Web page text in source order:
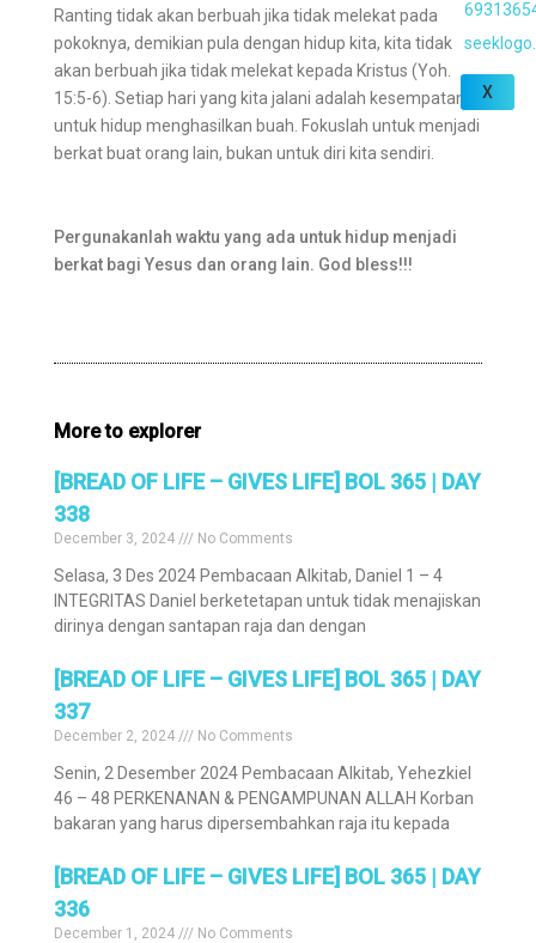
X
Ranting tidak akan berbuah jika tidak melekat pada
pokoknya, demikian pula dengan hidup kita, kita tidak
akan berbuah jika tidak melekat kepada Kristus (Yoh.
15:5-6). Setiap hari yang kita jalani adalah kesempatan
untuk hidup menghasilkan buah. Fokuslah untuk menjadi
berkat buat orang lain, bukan untuk diri kita sendiri.
Pergunakanlah waktu yang ada untuk hidup menjadi
berkat bagi Yesus dan orang lain. God bless!!!
More to explorer
[BREAD OF LIFE – GIVES LIFE] BOL 365 | DAY
338
December 3, 2024 No Comments
Selasa, 3 Des 2024 Pembacaan Alkitab, Daniel 1 – 4
INTEGRITAS Daniel berketetapan untuk tidak menajiskan
dirinya dengan santapan raja dan dengan
[BREAD OF LIFE – GIVES LIFE] BOL 365 | DAY
337
December 2, 2024 No Comments
Senin, 2 Desember 2024 Pembacaan Alkitab, Yehezkiel
46 – 48 PERKENANAN & PENGAMPUNAN ALLAH Korban
bakaran yang harus dipersembahkan raja itu kepada
[BREAD OF LIFE – GIVES LIFE] BOL 365 | DAY
336
December 1, 2024 No Comments